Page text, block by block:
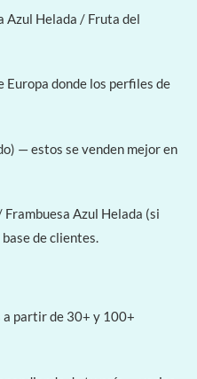
Azul Helada / Fruta del
Europa donde los perfiles de
— estos se venden mejor en
Azul Helada (si
de clientes.
a partir de 30+ y 100+